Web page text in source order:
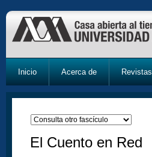
Inicio Acerca de Revistas
El Cuento en Red